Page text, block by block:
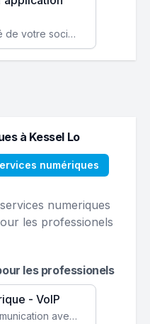
Améliorez l'efficacité de votre société avec une application web personnalisée accessible partout et tout le temps.
à Kessel Lo
numériques
numeriques
les professionels
les professionels
- VoIP
Simplifiez votre communication avec une solution VoIP flexible, économique et adaptée à vos besoins professionnels.